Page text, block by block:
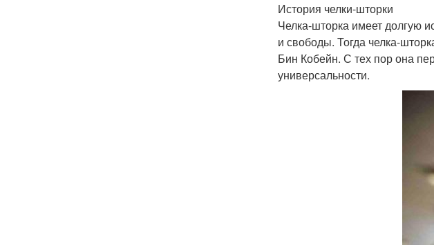
История челки-шторки
Челка-шторка имеет долгую
и свободы. Тогда челка-
Бин Кобейн. С тех пор она
универсальности.